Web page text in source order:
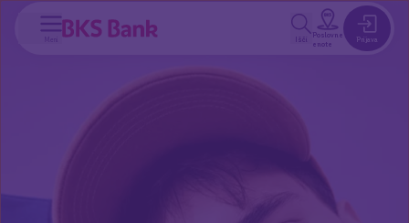
glavno vsebino
Meni Išči
Poslovne
enote
Prijava